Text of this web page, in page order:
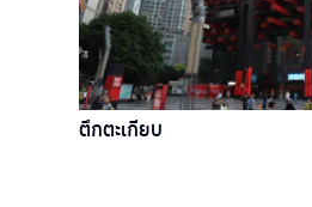
ตึกตะเกียบ